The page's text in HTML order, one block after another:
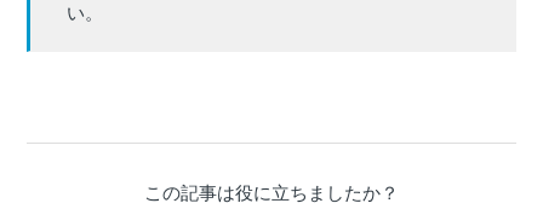
い。
この記事は役に立ちましたか？